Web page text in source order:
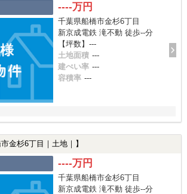
----万円
千葉県船橋市金杉6丁目
新京成電鉄 滝不動 徒歩--分
【坪数】---
土地面積 ---
建ぺい率 ---
容積率 ---
市金杉6丁目｜土地｜】
----万円
千葉県船橋市金杉6丁目
新京成電鉄 滝不動 徒歩--分